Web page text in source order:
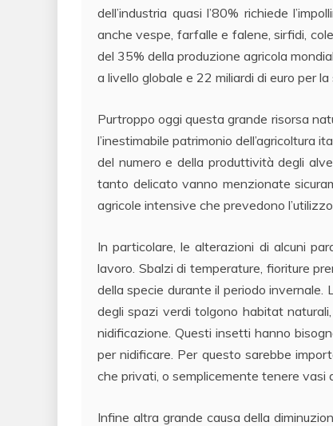
dell’industria quasi l’80% richiede
anche vespe, farfalle e falene, sirfidi,
del 35% della produzione agricola
a livello globale e 22 miliardi di euro per la
Purtroppo oggi questa grande risorsa
l’inestimabile patrimonio dell’agricoltura
del numero e della produttività degli
tanto delicato vanno menzionate
agricole intensive che prevedono
In particolare, le alterazioni di alcuni
lavoro. Sbalzi di temperature, fioriture
della specie durante il periodo invernale.
degli spazi verdi tolgono habitat
nidificazione. Questi insetti hanno
per nidificare. Per questo sarebbe
che privati, o semplicemente tenere vasi
Infine altra grande causa della